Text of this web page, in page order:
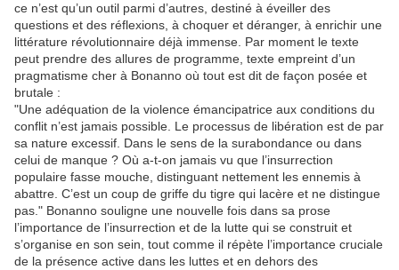
ce n’est qu’un outil parmi d’autres, destiné à éveiller des
questions et des réflexions, à choquer et déranger, à enrichir une
littérature révolutionnaire déjà immense. Par moment le texte
peut prendre des allures de programme, texte empreint d’un
pragmatisme cher à Bonanno où tout est dit de façon posée et
brutale :
"Une adéquation de la violence émancipatrice aux conditions du
conflit n’est jamais possible. Le processus de libération est de par
sa nature excessif. Dans le sens de la surabondance ou dans
celui de manque ? Où a-t-on jamais vu que l’insurrection
populaire fasse mouche, distinguant nettement les ennemis à
abattre. C’est un coup de griffe du tigre qui lacère et ne distingue
pas." Bonanno souligne une nouvelle fois dans sa prose
l’importance de l’insurrection et de la lutte qui se construit et
s’organise en son sein, tout comme il répète l’importance cruciale
de la présence active dans les luttes et en dehors des